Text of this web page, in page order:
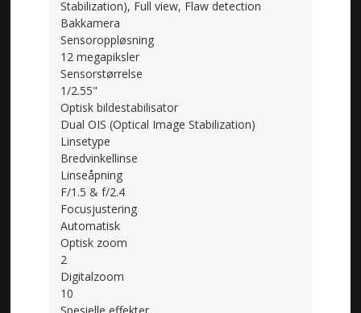
Stabilization), Full view, Flaw detection
Bakkamera
Sensoroppløsning
12 megapiksler
Sensorstørrelse
1/2.55"
Optisk bildestabilisator
Dual OIS (Optical Image Stabilization)
Linsetype
Bredvinkellinse
Linseåpning
F/1.5 & f/2.4
Focusjustering
Automatisk
Optisk zoom
2
Digitalzoom
10
Spesielle effekter